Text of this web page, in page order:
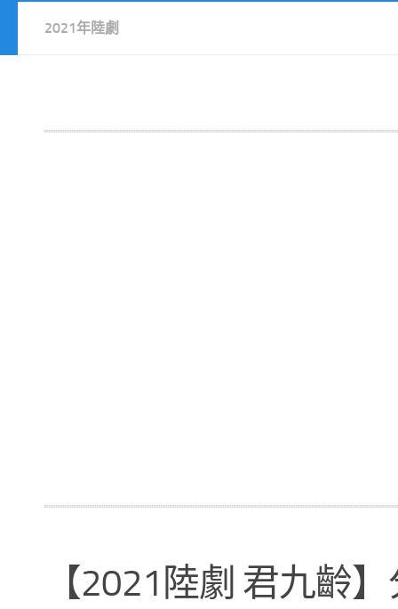
2021年陸劇
【2021陸劇 君九齡